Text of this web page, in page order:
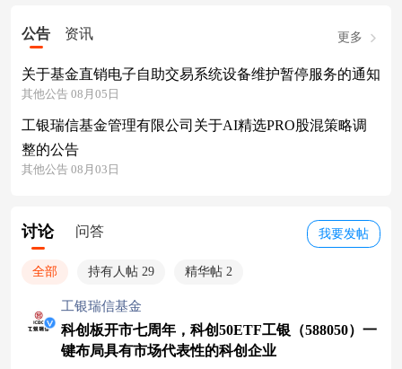
公告 资讯 更多
关于基金直销电子自助交易系统设备维护暂停服务的通知
其他公告 08月05日
工银瑞信基金管理有限公司关于AI精选PRO股混策略调
整的公告
其他公告 08月03日
我要发帖
讨论 问答
全部 持有人帖 29 精华帖 2
工银瑞信基金
科创板开市七周年，科创50ETF工银（588050）一
键布局具有市场代表性的科创企业